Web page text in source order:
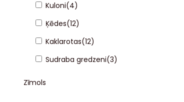
Kuloni(4)
Ķēdes(12)
Kaklarotas(12)
Sudraba gredzeni(3)
Zīmols